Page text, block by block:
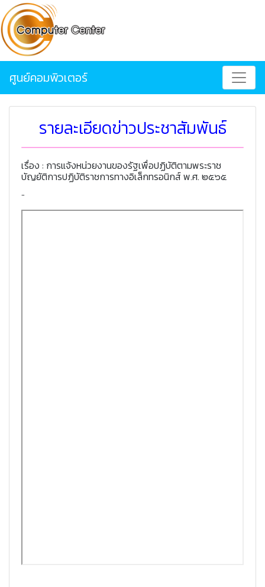
ศูนย์คอมพิวเตอร์
รายละเอียดข่าวประชาสัมพันธ์
เรื่อง : การแจ้งหน่วยงานของรัฐเพื่อปฏิบัติตามพระราช
บัญยัติการปฏิบัติราชการทางอิเล็กทรอนิกส์ พ.ศ. ๒๕๖๕
-